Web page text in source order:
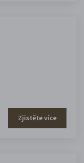
Zjistěte více